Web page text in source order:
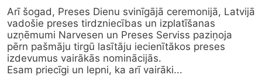
Arī šogad, Preses Dienu svinīgājā ceremonijā, Latvijā
vadošie preses tirdzniecības un izplatīšanas
uzņēmumi Narvesen un Preses Serviss paziņoja
pērn pašmāju tirgū lasītāju iecienītākos preses
izdevumus vairākās nominācijās.
Esam priecīgi un lepni, ka arī vairāki...